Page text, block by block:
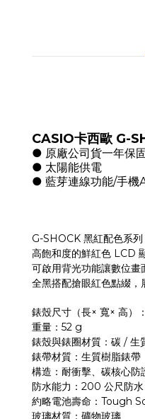
CASIO卡西歐 G-
● 原廠公司貨一年保固
● 太陽能供電
● 藍芽連線功能/手機
G-SHOCK 黑紅配色系列
高飽和度的鮮紅色 LCD
可啟用背光功能讓數位畫
全黑搭配搶眼紅色點綴，
錶殼尺寸（長× 寬× 高）：
重量： 52 g
錶殼與錶圈材質：碳 / 生
錶帶材質：生質樹脂錶帶
構造：耐衝擊、碳核心防
防水能力： 200 公尺防水
約略電池壽命： Tough
玻璃材質：礦物玻璃